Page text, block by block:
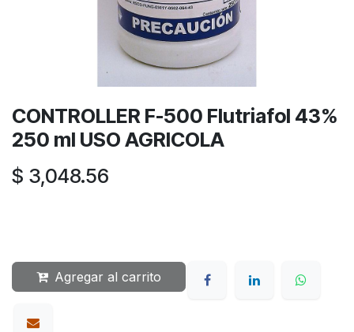
CONTROLLER F-500 Flutriafol 43%
250 ml USO AGRICOLA
$ 3,048.56
Agregar al carrito